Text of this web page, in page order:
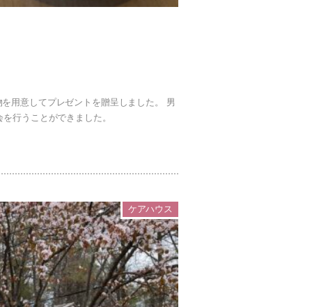
用意してプレゼントを贈呈しました。 男
行うことができました。
ケアハウス